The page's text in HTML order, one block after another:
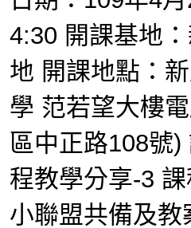
4:30 開課基地
地 開課地點：
學 范若望大樓
區中正路108號
程教學分享-3
小聯盟共備及